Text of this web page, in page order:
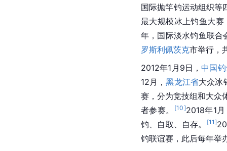
国际抛竿钓运动组织等
最大规模冰上钓鱼大
年，国际淡水钓鱼联
罗斯利佩茨克市举行，
2012年1月9日，中国
12月，黑龙江省大众冰
赛，分为竞技组和大众
者参赛。
[10]2018年1
钓、自取、自存。
[11]
钓联谊赛，此后每年举